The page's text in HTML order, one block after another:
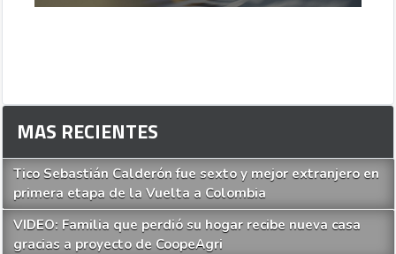
MAS RECIENTES
Tico Sebastián Calderón fue sexto y mejor extranjero en
primera etapa de la Vuelta a Colombia
VIDEO: Familia que perdió su hogar recibe nueva casa
gracias a proyecto de CoopeAgri